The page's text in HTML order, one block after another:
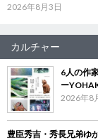
2026年8月3日
カルチャー
6人の作
ー
2026年8
豊臣秀吉・秀長兄弟ゆ